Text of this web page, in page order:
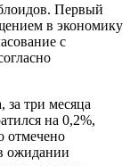
Первый
в экономику
с
три месяца
на 0,2%,
отмечено
ожидании